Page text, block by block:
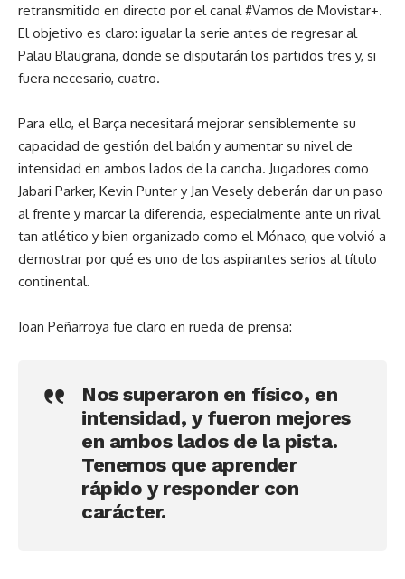
retransmitido en directo por el canal #Vamos de Movistar+.
El objetivo es claro: igualar la serie antes de regresar al
Palau Blaugrana, donde se disputarán los partidos tres y, si
fuera necesario, cuatro.
Para ello, el Barça necesitará mejorar sensiblemente su
capacidad de gestión del balón y aumentar su nivel de
intensidad en ambos lados de la cancha. Jugadores como
Jabari Parker, Kevin Punter y Jan Vesely deberán dar un paso
al frente y marcar la diferencia, especialmente ante un rival
tan atlético y bien organizado como el Mónaco, que volvió a
demostrar por qué es uno de los aspirantes serios al título
continental.
Joan Peñarroya fue claro en rueda de prensa:
Nos superaron en físico, en
intensidad, y fueron mejores
en ambos lados de la pista.
Tenemos que aprender
rápido y responder con
carácter.